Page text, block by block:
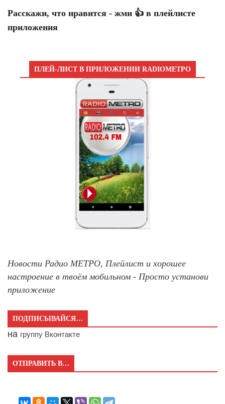
Расскажи, что нравится - жми 👍 в плейлисте
приложения
ПЛЕЙ-ЛИСТ В ПРИЛОЖЕНИИ RADIOМЕТРО
Новости Радио МЕТРО, Плейлист и хорошее
настроение в твоём мобильном - Просто установи
приложение
ПОДПИСЫВАЙСЯ…
на группу Вконтакте
ОТПРАВИТЬ В…